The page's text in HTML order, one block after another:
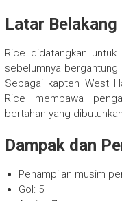
Latar Belakang
Rice didatangkan
sebelumnya bergantung
Sebagai kapten West
Rice membawa
bertahan yang
Dampak dan
Penampilan musim
Gol: 5